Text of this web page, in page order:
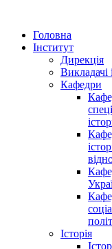
Головна
Інститут
Дирекція
Викладачі
Кафедри
Історія